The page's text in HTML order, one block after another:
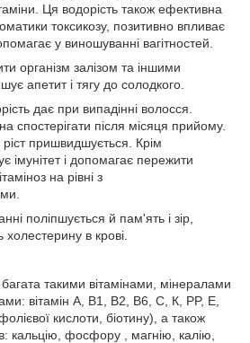
Ця водорість також ефективна
токсикозу, позитивно впливає
у виношуванні вагітностей.
організм залізом та іншими
апетит і тягу до солодкого.
дає при випадінні волосся.
спостерігати після місяця прийому.
пришвидшується. Крім
імунітет і допомагає пережити
на рівні з
поліпшується й пам'ять і зір,
холестерину в крові.
багата такими вітамінами, мінералами
вітамін А, В1, В2, В6, С, К, PP, Е,
кислоти, біотину), а також
кальцію, фосфору , магнію, калію,